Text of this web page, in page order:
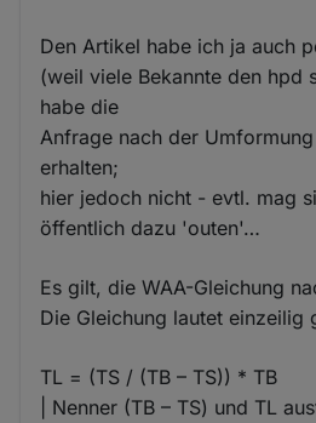
Den Artikel habe ich ja auch
(weil viele Bekannte den hpd
habe die
Anfrage nach der
erhalten;
hier jedoch nicht - evtl. mag
öffentlich dazu 'outen'…
Es gilt, die WAA-Gleichung
Die Gleichung lautet einzeilig
TL = (TS / (TB – TS)) * TB
| Nenner (TB – TS) und TL